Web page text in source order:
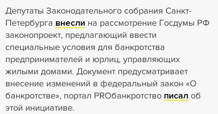
Депутаты Законодательного собрания Санкт-
Петербурга внесли на рассмотрение Госдумы РФ
законопроект, предлагающий ввести
специальные условия для банкротства
предпринимателей и юрлиц, управляющих
жилыми домами. Документ предусматривает
внесение изменений в федеральный закон «О
банкротстве», портал PROбанкротство писал об
этой инициативе.